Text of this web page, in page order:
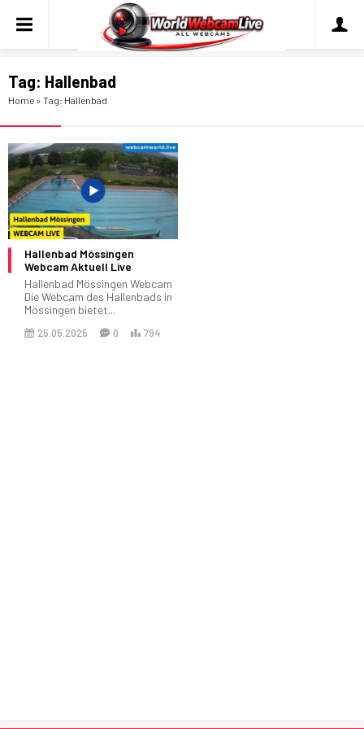
Tag: Hallenbad
Home » Tag: Hallenbad
Hallenbad Mössingen
Webcam Aktuell Live
Hallenbad Mössingen Webcam
Die Webcam des Hallenbads in
Mössingen bietet...
25.05.2025 0 794